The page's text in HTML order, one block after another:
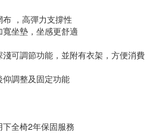
，高彈力支撐性
坐墊，坐感更舒適
可調節功能，並附有衣架，方便消費
仰調整及固定功能
全椅2年保固服務